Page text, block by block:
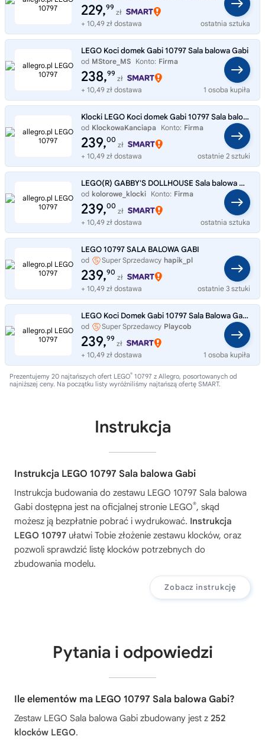
229,99
zł
+ 10,49 zł dostawa
ostatnia sztuka
LEGO Koci domek Gabi 10797 Sala balowa Gabi
od MStore_MS Konto: Firma
238,99
zł
+ 10,49 zł dostawa
1 osoba kupiła
Klocki LEGO Koci domek Gabi 10797 Sala balowa Gabi, Pomysł Na Prezent
od KlockowaKanciapa Konto: Firma
239,00
zł
+ 10,49 zł dostawa
ostatnie 2 sztuki
LEGO(R) GABBY'S DOLLHOUSE Sala balowa Gabi 10797
od kolorowe_klocki Konto: Firma
239,00
zł
+ 10,49 zł dostawa
ostatnia sztuka
LEGO 10797 SALA BALOWA GABI
od Super Sprzedawcy hapik_pl
239,90
zł
+ 10,49 zł dostawa
ostatnie 3 sztuki
LEGO Koci Domek Gabi 10797 Sala Balowa Gabi Autobus Imprezowy Akcesoria
od Super Sprzedawcy Playcob
239,99
zł
+ 10,49 zł dostawa
1 osoba kupiła
Prezentujemy 20 najtańszych ofert LEGO® 10797 z Allegro, posortowanych od
najniższej ceny. Na początku listy wyróżniliśmy najtańszą ofertę SMART.
Instrukcja
Instrukcja LEGO 10797 Sala balowa Gabi
Instrukcja budowania do zestawu LEGO 10797 Sala balowa
Gabi dostępna jest na oficjalnej stronie LEGO®, skąd
możesz ją bezpłatnie pobrać i wydrukować. Instrukcja
LEGO 10797 ułatwi Tobie złożenie zestawu klocków, oraz
pozwoli sprawdzić listę klocków potrzebnych do
zbudowania modelu.
Zobacz instrukcję
Pytania i odpowiedzi
Ile elementów ma LEGO 10797 Sala balowa Gabi?
Zestaw LEGO Sala balowa Gabi zbudowany jest z 252
klocków LEGO.